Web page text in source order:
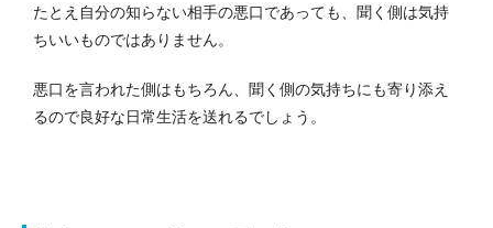
たとえ自分の知らない相手の悪口であっても、聞く側は気持
ちいいものではありません。
悪口を言われた側はもちろん、聞く側の気持ちにも寄り添え
るので良好な日常生活を送れるでしょう。